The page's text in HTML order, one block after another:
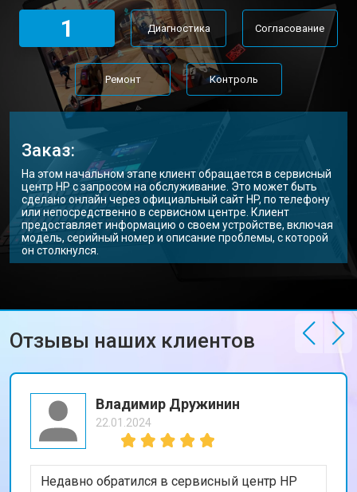
Замена Wi-Fi ноутбука HP
Ремонт цепи питания от 3500 ₽ Заказать
Замена USB порта от 2200 ₽ Заказать
Замена звуковой карты от 1700 ₽ Заказать
Замена кулера ноутбука HP
Замена микрофона
Замена оперативной памяти от 1100 ₽ Заказать
Прошивка BIOS ноутбука HP от 1500 ₽ Заказать
Замена северного моста
1 Диагностика Согласование
Ремонт Контроль
Заказ:
На этом начальном этапе клиент обращается в сервисный
центр HP с запросом на обслуживание. Это может быть
сделано онлайн через официальный сайт HP, по телефону
или непосредственно в сервисном центре. Клиент
предоставляет информацию о своем устройстве, включая
модель, серийный номер и описание проблемы, с которой
он столкнулся.
Отзывы наших клиентов
Владимир Дружинин
22.01.2024
Недавно обратился в сервисный центр HP